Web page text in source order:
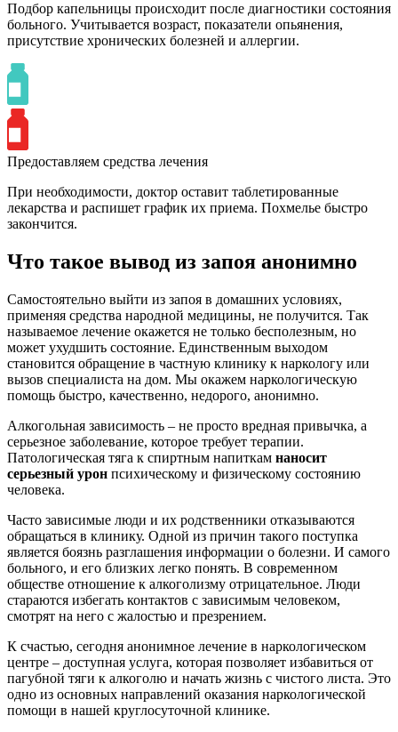
Подбор капельницы происходит после диагностики состояния
больного. Учитывается возраст, показатели опьянения,
присутствие хронических болезней и аллергии.
Предоставляем средства лечения
При необходимости, доктор оставит таблетированные
лекарства и распишет график их приема. Похмелье быстро
закончится.
Что такое вывод из запоя анонимно
Самостоятельно выйти из запоя в домашних условиях,
применяя средства народной медицины, не получится. Так
называемое лечение окажется не только бесполезным, но
может ухудшить состояние. Единственным выходом
становится обращение в частную клинику к наркологу или
вызов специалиста на дом. Мы окажем наркологическую
помощь быстро, качественно, недорого, анонимно.
Алкогольная зависимость – не просто вредная привычка, а
серьезное заболевание, которое требует терапии.
Патологическая тяга к спиртным напиткам наносит
серьезный урон психическому и физическому состоянию
человека.
Часто зависимые люди и их родственники отказываются
обращаться в клинику. Одной из причин такого поступка
является боязнь разглашения информации о болезни. И самого
больного, и его близких легко понять. В современном
обществе отношение к алкоголизму отрицательное. Люди
стараются избегать контактов с зависимым человеком,
смотрят на него с жалостью и презрением.
К счастью, сегодня анонимное лечение в наркологическом
центре – доступная услуга, которая позволяет избавиться от
пагубной тяги к алкоголю и начать жизнь с чистого листа. Это
одно из основных направлений оказания наркологической
помощи в нашей круглосуточной клинике.